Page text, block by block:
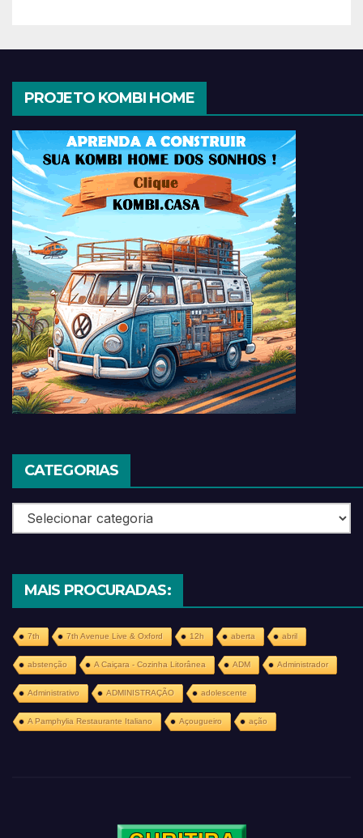
PROJETO KOMBI HOME
CATEGORIAS
Categorias
MAIS PROCURADAS:
7th 7th Avenue Live & Oxford 12h aberta abril
abstenção A Caiçara - Cozinha Litorânea ADM Administrador
Administrativo ADMINISTRAÇÃO adolescente
A Pamphylia Restaurante Italiano Açougueiro ação